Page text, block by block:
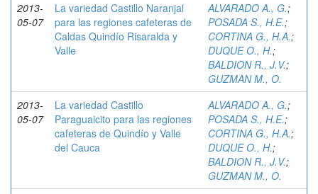
2013-
05-07
La variedad Castillo Naranjal
para las regiones cafeteras de
Caldas Quindío Risaralda y
Valle
ALVARADO A., G.;
POSADA S., H.E.;
CORTINA G., H.A.;
DUQUE O., H.;
BALDION R., J.V.;
GUZMAN M., O.
2013-
05-07
La variedad Castillo
Paraguaicito para las regiones
cafeteras de Quindío y Valle
del Cauca
ALVARADO A., G.;
POSADA S., H.E.;
CORTINA G., H.A.;
DUQUE O., H.;
BALDION R., J.V.;
GUZMAN M., O.